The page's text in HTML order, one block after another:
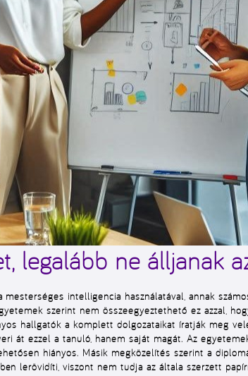
legalább ne álljanak
intelligencia használatával, annak
szerint nem összeegyeztethető ez azzal,
hallgatók a komplett dolgozataikat íratják meg
át ezzel a tanuló, hanem saját magát. Az
hiányos. Másik megközelítés szerint a
lerövidíti, viszont nem tudja az általa szerzett